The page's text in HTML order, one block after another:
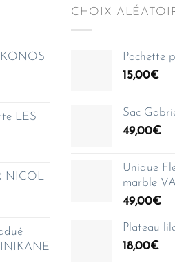
LES
NICOL
CHOIX
Pochette
15,00€
Sac
49,00€
Unique
marble
49,00€
Plateau
18,00€